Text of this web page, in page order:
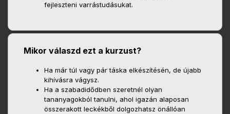
fejleszteni varrástudásukat.
Mikor válaszd ezt a kurzust?
Ha már túl vagy pár táska elkészítésén, de újabb
kihívásra vágysz.
Ha a szabadidődben szeretnél olyan
tananyagokból tanulni, ahol igazán alaposan
összerakott leckékből dolgozhatsz önállóan